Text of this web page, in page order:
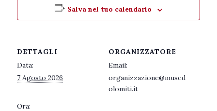
Salva nel tuo calendario
DETTAGLI
Data:
7 Agosto 2026
Ora:
ORGANIZZATORE
Email:
organizzazione@mused
olomiti.it